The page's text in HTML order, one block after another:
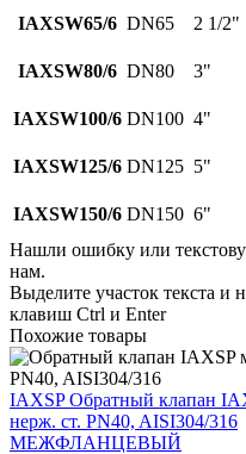
IAXSW65/6 DN65 2 1/2"
IAXSW80/6 DN80 3"
IAXSW100/6 DN100 4"
IAXSW125/6 DN125 5"
IAXSW150/6 DN150 6"
Нашли ошибку или
нам.
Выделите участок текста и
клавиш Ctrl и Enter
Похожие товары
IAXSP Обратный клапан
нерж. ст. PN40, AISI304/316
МЕЖФЛАНЦЕВЫЙ